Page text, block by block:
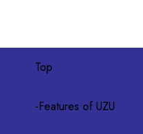
Top
-Features of UZU